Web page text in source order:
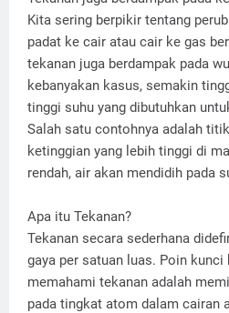
Kita sering berpikir tentang
padat ke cair atau cair ke gas
tekanan juga berdampak pada
kebanyakan kasus, semakin
tinggi suhu yang dibutuhkan
Salah satu contohnya adalah
ketinggian yang lebih tinggi di
rendah, air akan mendidih pada
Apa itu Tekanan?
Tekanan secara sederhana
gaya per satuan luas. Poin
memahami tekanan adalah
pada tingkat atom dalam cairan